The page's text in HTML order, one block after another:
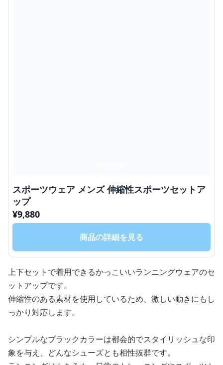
スポーツウェア メンズ 伸縮性スポーツセットア
ップ
¥9,880
商品の詳細を見る
上下セットで着用できるかっこいいランニングウェアのセ
ットアップです。
伸縮性のある素材を使用しているため、激しい動きにもし
っかり対応します。
シンプルなブラックカラーは都会的でスタイリッシュな印
象を与え、どんなシューズとも相性抜群です。